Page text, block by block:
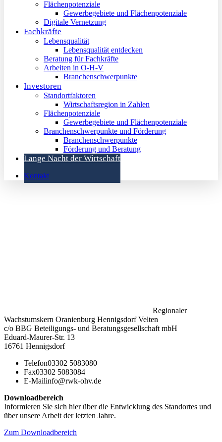
Flächenpotenziale
Gewerbegebiete und Flächenpotenziale
Digitale Vernetzung
Fachkräfte
Lebensqualität
Lebensqualität entdecken
Beratung für Fachkräfte
Arbeiten in O-H-V
Branchenschwerpunkte
Investoren
Standortfaktoren
Wirtschaftsregion in Zahlen
Flächenpotenziale
Gewerbegebiete und Flächenpotenziale
Branchenschwerpunkte und Förderung
Branchenschwerpunkte
Förderung und Beratung
Lange Nacht der Wirtschaft
Kontakt
Regionaler
Wachstumskern Oranienburg Hennigsdorf Velten
c/o BBG Beteiligungs- und Beratungsgesellschaft mbH
Eduard-Maurer-Str. 13
16761 Hennigsdorf
Telefon03302 5083080
Fax03302 5083084
E-Mailinfo@rwk-ohv.de
Downloadbereich
Informieren Sie sich hier über die Entwicklung des Standortes und
über unsere Arbeit der letzten Jahre.
Zum Downloadbereich